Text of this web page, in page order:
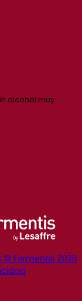
alcohol muy
© Fermentis 2026